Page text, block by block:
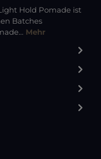
Hold Pomade ist
Batches
Mehr